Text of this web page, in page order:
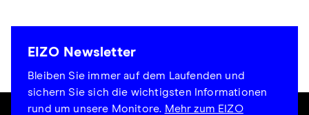
EIZO Newsletter
Bleiben Sie immer auf dem Laufenden und
sichern Sie sich die wichtigsten Informationen
rund um unsere Monitore. Mehr zum EIZO